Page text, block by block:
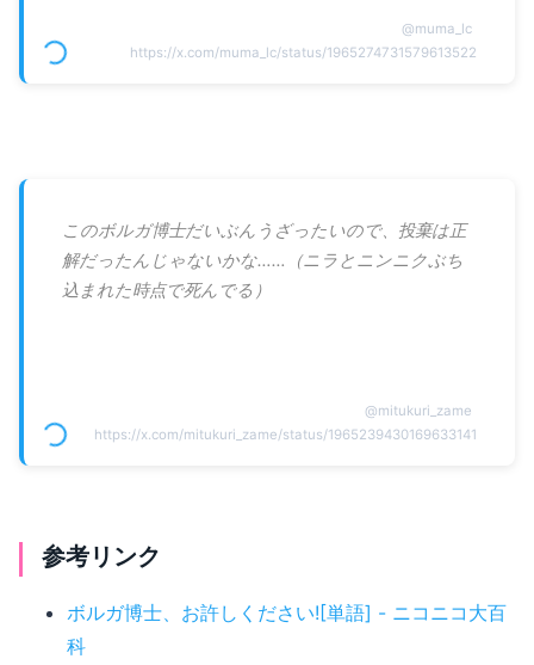
@muma_lc
https://x.com/muma_lc/status/1965274731579613522
このボルガ博士だいぶんうざったいので、投棄は正
解だったんじゃないかな……（ニラとニンニクぶち
込まれた時点で死んでる）
@mitukuri_zame
https://x.com/mitukuri_zame/status/1965239430169633141
参考リンク
ボルガ博士、お許しください![単語] - ニコニコ大百
科